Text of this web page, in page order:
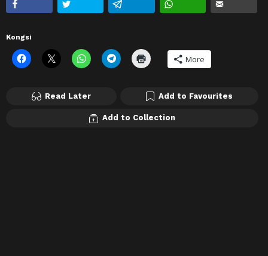
Kongsi
More
Read Later Add to Favourites
Add to Collection